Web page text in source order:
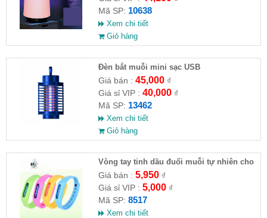
Mã SP: 10638
Xem chi tiết
Giỏ hàng
Đèn bắt muỗi mini sạc USB
Giá bán : 45,000₫
Giá sỉ VIP : 40,000₫
Mã SP: 13462
Xem chi tiết
Giỏ hàng
Vòng tay tinh dầu đuổi muỗi tự nhiên cho
bé và người lớn
Giá bán : 5,950₫
Giá sỉ VIP : 5,000₫
Mã SP: 8517
Xem chi tiết